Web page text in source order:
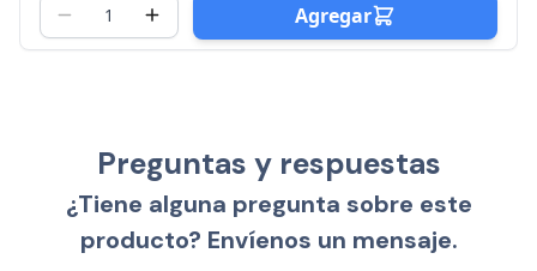
Agregar
Preguntas y respuestas
¿Tiene alguna pregunta sobre este
producto? Envíenos un mensaje.